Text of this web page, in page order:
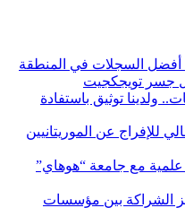
أفضل السجلات في المنطقة
جسر تويجكجيت
ولدينا توثيق باستفادة
للإفراج عن الموريتانيين
مع جامعة “هوهاي”
الشراكة بين مؤسسات